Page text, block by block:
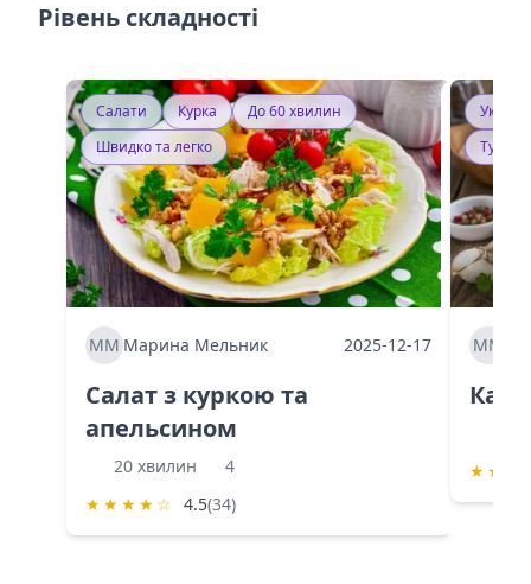
Рівень складності
Салати Курка
До 60 хвилин
Швидко та легко
ММ Марина Мельник 2025-12-17
Салат з куркою та
апельсином
20 хвилин
4
★ ★ ★ ★ ☆ 4.5(34)
ММ
★ ★